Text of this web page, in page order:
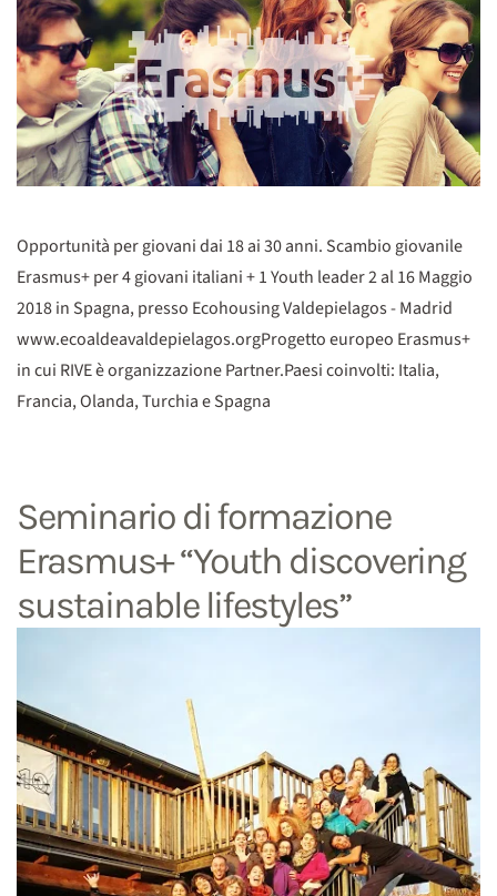
Opportunità per giovani dai 18 ai 30 anni. Scambio giovanile
Erasmus+ per 4 giovani italiani + 1 Youth leader 2 al 16 Maggio
2018 in Spagna, presso Ecohousing Valdepielagos - Madrid
www.ecoaldeavaldepielagos.orgProgetto europeo Erasmus+
in cui RIVE è organizzazione Partner.Paesi coinvolti: Italia,
Francia, Olanda, Turchia e Spagna
Seminario di formazione
Erasmus+ “Youth discovering
sustainable lifestyles”